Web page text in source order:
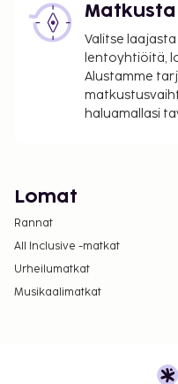
Valitse
lentoyhtiöitä,
Alustamme
haluamallasi
Lomat
Rannat
All Inclusive -matkat
Urheilumatkat
Musikaalimatkat